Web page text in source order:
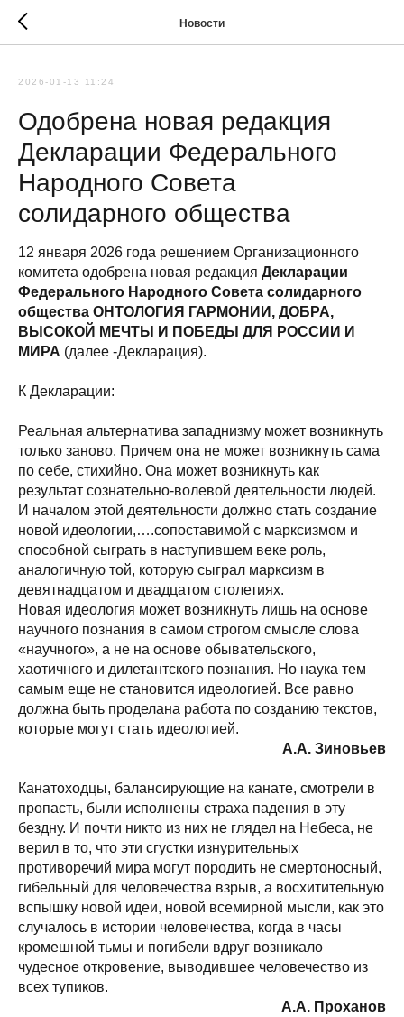
Новости
2026-01-13 11:24
Одобрена новая редакция
Декларации Федерального
Народного Совета
солидарного общества
12 января 2026 года решением Организационного
комитета одобрена новая редакция Декларации
Федерального Народного Совета солидарного
общества ОНТОЛОГИЯ ГАРМОНИИ, ДОБРА,
ВЫСОКОЙ МЕЧТЫ И ПОБЕДЫ ДЛЯ РОССИИ И
МИРА (далее -Декларация).
К Декларации:
Реальная альтернатива западнизму может возникнуть
только заново. Причем она не может возникнуть сама
по себе, стихийно. Она может возникнуть как
результат сознательно-волевой деятельности людей.
И началом этой деятельности должно стать создание
новой идеологии,….сопоставимой с марксизмом и
способной сыграть в наступившем веке роль,
аналогичную той, которую сыграл марксизм в
девятнадцатом и двадцатом столетиях.
Новая идеология может возникнуть лишь на основе
научного познания в самом строгом смысле слова
«научного», а не на основе обывательского,
хаотичного и дилетантского познания. Но наука тем
самым еще не становится идеологией. Все равно
должна быть проделана работа по созданию текстов,
которые могут стать идеологией.
А.А. Зиновьев
Канатоходцы, балансирующие на канате, смотрели в
пропасть, были исполнены страха падения в эту
бездну. И почти никто из них не глядел на Небеса, не
верил в то, что эти сгустки изнурительных
противоречий мира могут породить не смертоносный,
гибельный для человечества взрыв, а восхитительную
вспышку новой идеи, новой всемирной мысли, как это
случалось в истории человечества, когда в часы
кромешной тьмы и погибели вдруг возникало
чудесное откровение, выводившее человечество из
всех тупиков.
А.А. Проханов